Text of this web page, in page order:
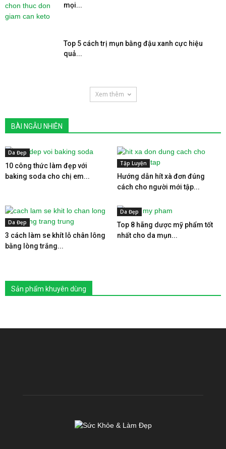
mọi...
Top 5 cách trị mụn bằng đậu xanh cực hiệu
quả...
Xem thêm
BÀI NGẪU NHIÊN
Da Đẹp
10 công thức làm đẹp với
baking soda cho chị em...
Tập Luyện
Hướng dẫn hít xà đơn đúng
cách cho người mới tập...
Da Đẹp
3 cách làm se khít lỗ chân lông
bằng lòng trắng...
Da Đẹp
Top 8 hãng dược mỹ phẩm tốt
nhất cho da mụn...
Sản phẩm khuyên dùng